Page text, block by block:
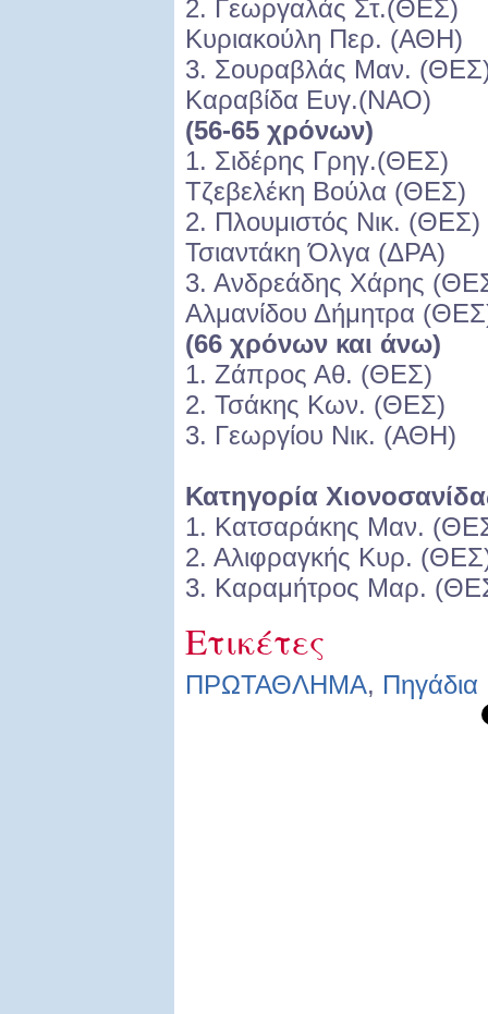
2.
Κυριακούλη Περ. (ΑΘΗ)
3.
Καραβίδα Ευγ.(ΝΑΟ)
(56-65 χρόνων)
1. Σιδέρης
Τζεβελέκη Βούλα (ΘΕΣ)
2.
Τσιαντάκη Όλγα (ΔΡΑ)
3.
Αλμανίδου Δήμητρα
(66 χρόνων και άνω)
1. Ζάπρος Αθ. (ΘΕΣ)
2. Τσάκης Κων. (ΘΕΣ)
3. Γεωργίου Νικ. (ΑΘΗ)
Κατηγορία
1. Κατσαράκης Μαν.
2. Αλιφραγκής Κυρ.
3. Καραμήτρος Μαρ.
Ετικέτες
ΠΡΩΤΑΘΛΗΜΑ, Πηγάδια